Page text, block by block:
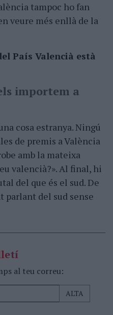
tampoc ho fan
veure més enllà de la
País Valencià està
importem a
cosa estranya. Ningú
de premis a València
amb la mateixa
valencià?». Al final, hi
del que és el sud. De
parlant del sud sense
al teu correu: